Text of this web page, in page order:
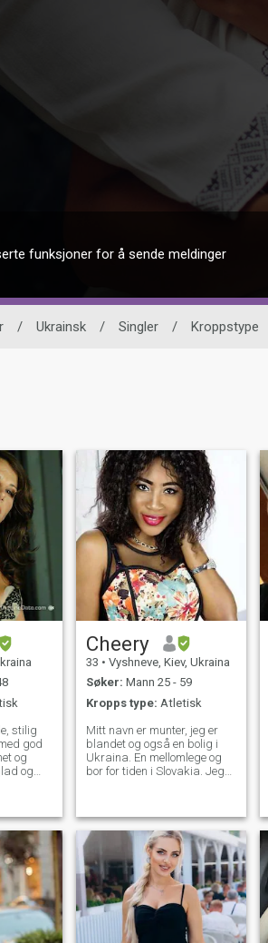
funksjoner for å sende meldinger
/ Ukrainsk / Singler / Kroppstype
stilig
god
og
og
søt,
Cheery
33 • Vyshneve, Kiev, Ukraina
Søker: Mann 25 - 59
Kropps type: Atletisk
Mitt navn er munter, jeg er
blandet og også en bolig i
Ukraina. En mellomlege og
bor for tiden i Slovakia. Jeg
jeg sosialt vennlig,
aksepterer jeg folks tro og
respekt religion. Jeg er
forståelsesfull, uttaler og
åpensinnet. Jeg er en veldig
sensitiv person og jeg ser
etter det beste siden jeg
holder en høy personlighet.